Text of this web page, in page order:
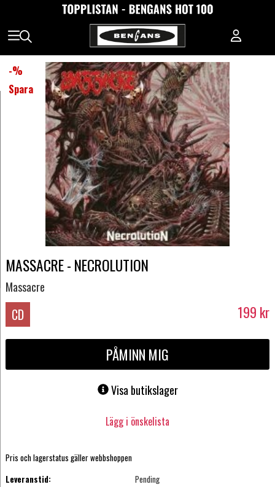
-%
Spara
MASSACRE - NECROLUTION
Massacre
CD 199 kr
PÅMINN MIG
Visa butikslager
Lägg i önskelista
Pris och lagerstatus gäller webbshoppen
Leveranstid:
Pending